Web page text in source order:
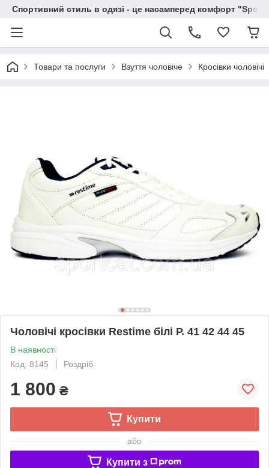
Спортивний стиль в одязі - це насамперед комфорт
Товари та послуги Взуття чоловіче Кросівки чоловічі
Чоловічі кросівки Restime білі Р. 41 42 44 45
В наявності
Код: 8145
Роздріб
1 800 ₴
Купити
або
Купити з